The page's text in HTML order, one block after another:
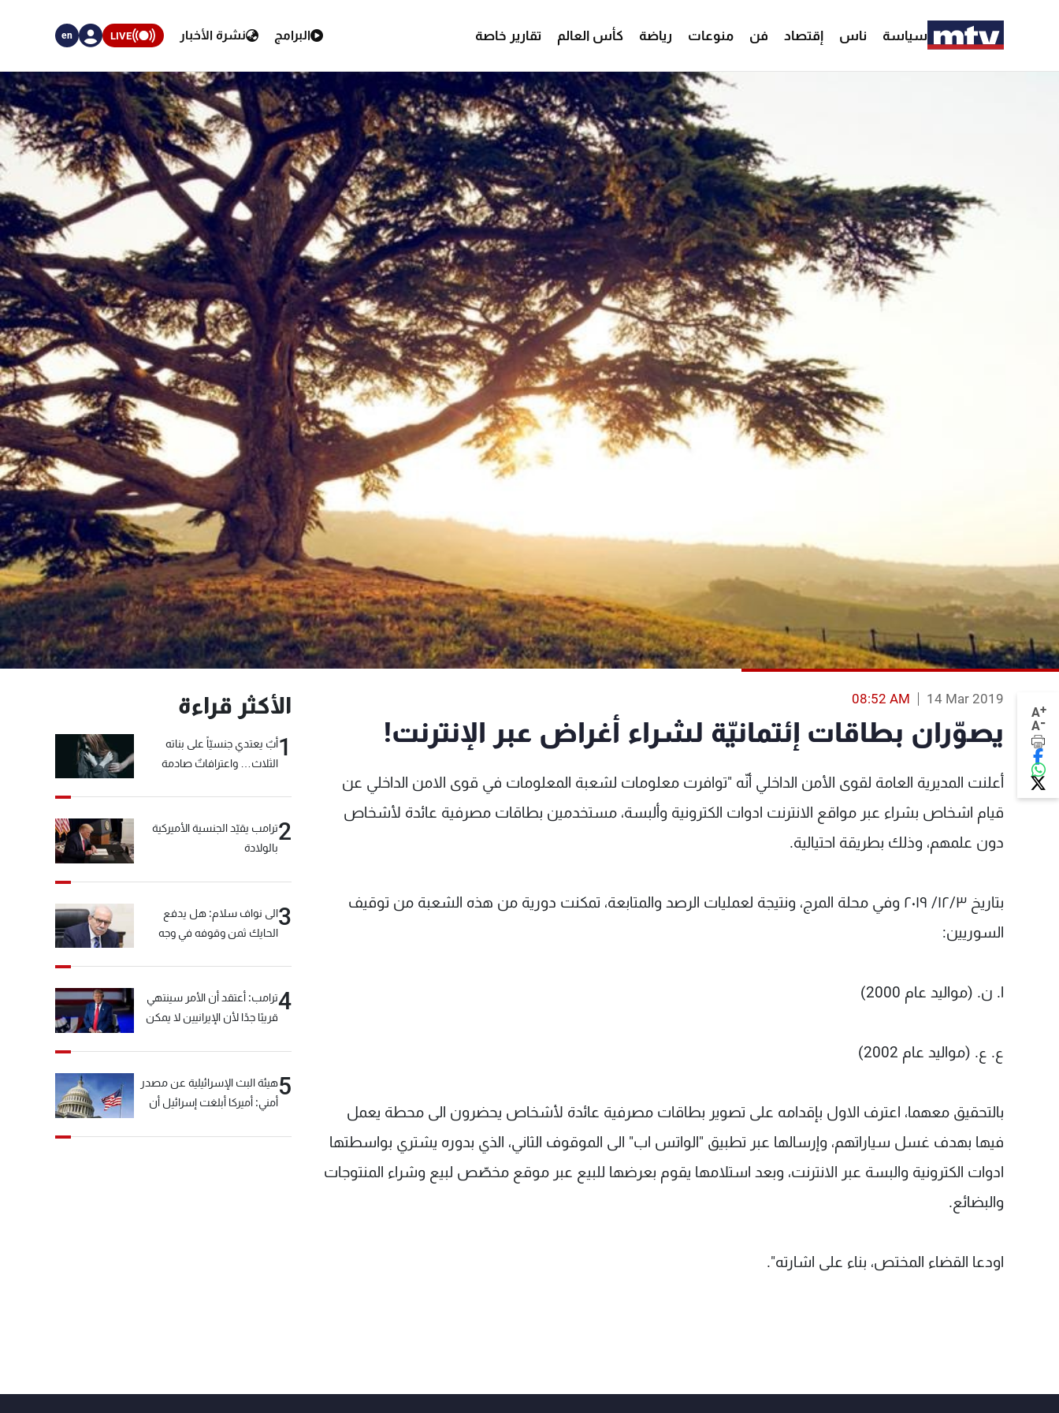
سياسة ناس إقتصاد فن منوعات رياضة كأس العالم تقارير خاصة البرامج نشرة الأخبار LIVE
en
A+
A-
14 Mar 2019
08:52 AM
يصوّران بطاقات إئتمانيّة لشراء أغراض عبر الإنترنت!
أعلنت المديرية العامة لقوى الأمن الداخلي أنّه "توافرت معلومات لشعبة المعلومات في قوى الامن الداخلي عن
قيام اشخاص بشراء عبر مواقع الانترنت ادوات الكترونية وألبسة، مستخدمين بطاقات مصرفية عائدة لأشخاص
دون علمهم، وذلك بطريقة احتيالية.
بتاريخ ١٢/٣/ ٢٠١٩ وفي محلة المرج، ونتيجة لعمليات الرصد والمتابعة، تمكنت دورية من هذه الشعبة من توقيف
السوريين:
ا. ن. (مواليد عام 2000)
ع. ع. (مواليد عام 2002)
بالتحقيق معهما، اعترف الاول بإقدامه على تصوير بطاقات مصرفية عائدة لأشخاص يحضرون الى محطة يعمل
فيها بهدف غسل سياراتهم، وإرسالها عبر تطبيق "الواتس اب" الى الموقوف الثاني، الذي بدوره يشتري بواسطتها
ادوات الكترونية والبسة عبر الانترنت، وبعد استلامها يقوم بعرضها للبيع عبر موقع مخصّص لبيع وشراء المنتوجات
والبضائع.
اودعا القضاء المختص، بناء على اشارته".
الأكثر قراءة
1أبٌ يعتدي جنسيّاً على بناته
الثلاث… واعترافاتٌ صادمة
2ترامب يقيّد الجنسية الأميركية
بالولادة
3الى نواف سلام: هل يدفع
الحايك ثمن وقوفه في وجه
4ترامب: أعتقد أن الأمر سينتهي
قريبًا جدًا لأن الإيرانيين لا يمكن
5هيئة البث الإسرائيلية عن مصدر
أمني: أميركا أبلغت إسرائيل أن